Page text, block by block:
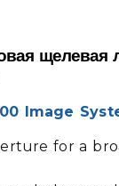
щелевая
Image
for a